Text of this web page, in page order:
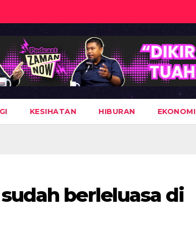
KESIHATAN HIBURAN EKONOMI
sudah berleluasa di